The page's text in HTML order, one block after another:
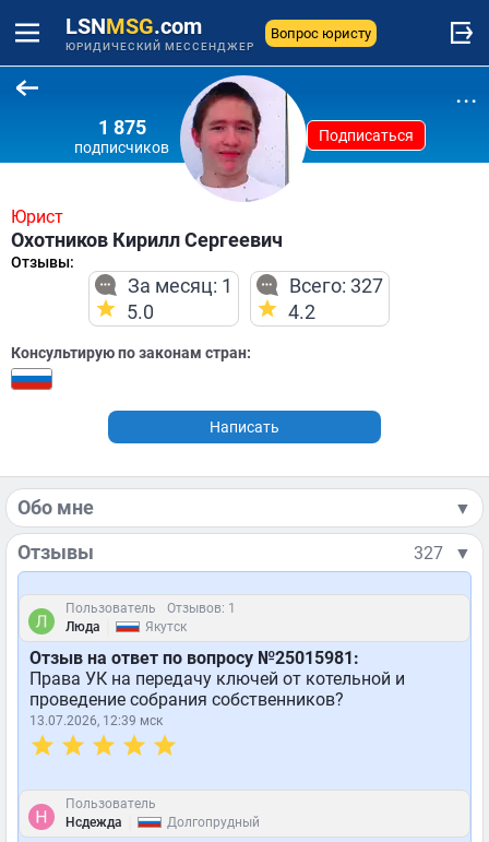
LSNMSG.com
ЮРИДИЧЕСКИЙ МЕССЕНДЖЕР
Вопрос юристу
1 875
подписчиков
Подписаться
...
Юрист
Охотников Кирилл Сергеевич
Отзывы:
За месяц: 1
5.0
Всего: 327
4.2
Консультирую по законам стран:
Написать
Обо мне ▼
Отзывы 327 ▼
Пользователь
Отзывов: 1
Люда
Якутск
Отзыв на ответ по вопросу №25015981:
Права УК на передачу ключей от котельной и
проведение собрания собственников?
13.07.2026, 12:39 мск
Пользователь
Нсдежда
Долгопрудный